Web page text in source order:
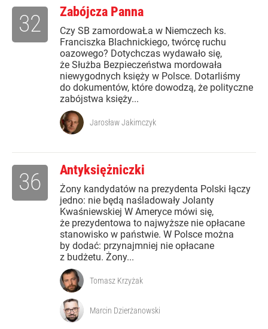
Zabójcza Panna
Czy SB zamordowaŁa w Niemczech ks.
Franciszka Blachnickiego, twórcę ruchu
oazowego? Dotychczas wydawało się,
że Służba Bezpieczeństwa mordowała
niewygodnych księży w Polsce. Dotarliśmy
do dokumentów, które dowodzą, że polityczne
zabójstwa księży...
32
Jarosław Jakimczyk
Antyksiężniczki
Żony kandydatów na prezydenta Polski łączy
jedno: nie będą naśladowały Jolanty
Kwaśniewskiej W Ameryce mówi się,
że prezydentowa to najwyższe nie opłacane
stanowisko w państwie. W Polsce można
by dodać: przynajmniej nie opłacane
z budżetu. Żony...
36
Tomasz Krzyżak
Marcin Dzierżanowski